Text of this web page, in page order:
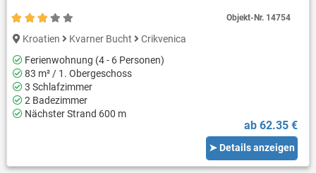
Kroatien Kvarner Bucht
Crikvenica
Ferienwohnung (4 - 6 Personen)
83 m² / 1. Obergeschoss
3 Schlafzimmer
2 Badezimmer
Nächster Strand 600 m
ab 62.35 €
➤ Details anzeigen
Objekt-Nr. 14754